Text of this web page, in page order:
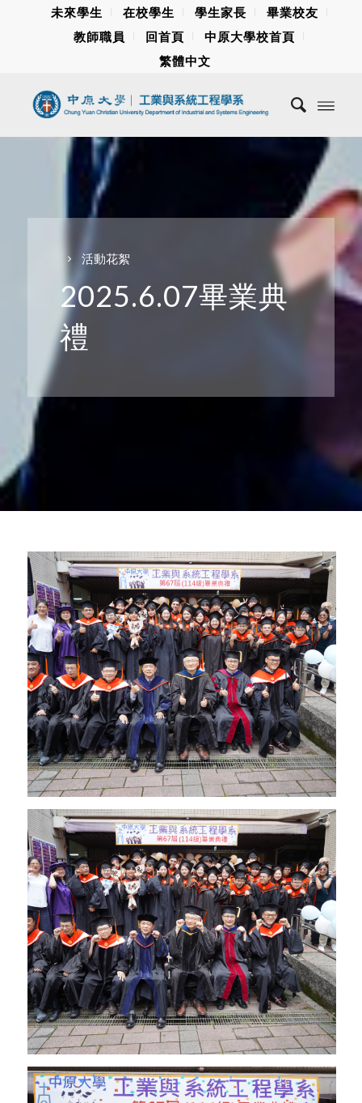
未來學生 在校學生 學生家長
畢業校友
教師職員
回首頁
中原大學校首頁
繁體中文
活動花絮
2025.6.07畢業典
禮